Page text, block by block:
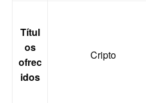
Títul
os
ofrec
idos
Cripto